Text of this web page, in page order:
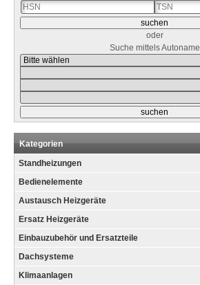
oder
Suche mittels Autoname
Kategorien
Standheizungen
Bedienelemente
Austausch Heizgeräte
Ersatz Heizgeräte
Einbauzubehör und Ersatzteile
Dachsysteme
Klimaanlagen